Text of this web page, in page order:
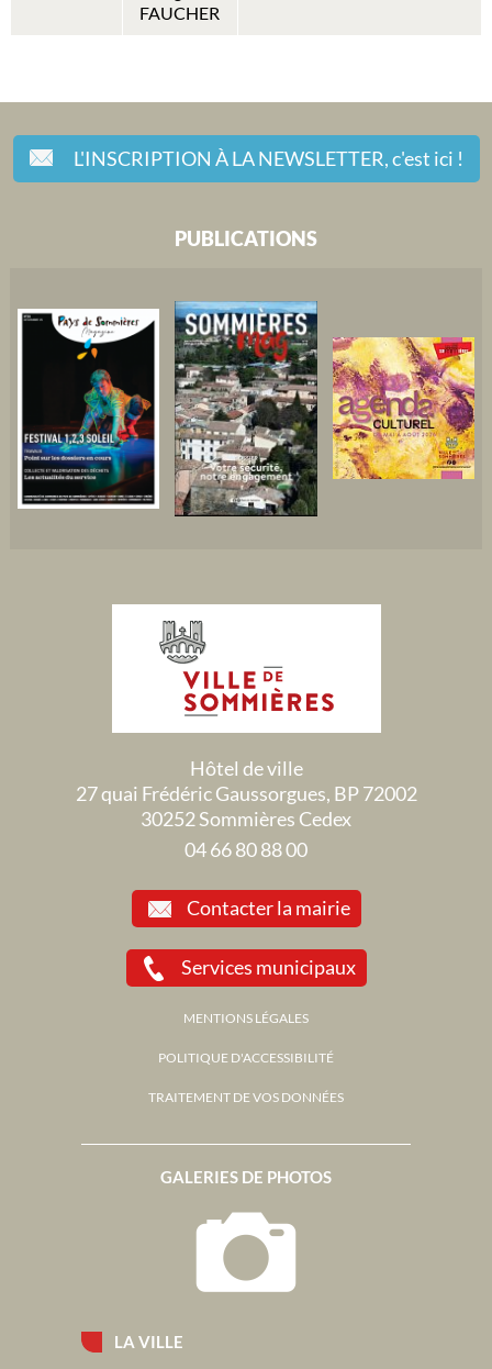
FAUCHER
L'INSCRIPTION À LA NEWSLETTER,c'est ici !
LA VILLE
GALERIES DE PHOTOS
PUBLICATIONS
Hôtel de ville
27 quai Frédéric Gaussorgues, BP 72002
30252 Sommières Cedex
04 66 80 88 00
Contacter la mairie
Services municipaux
MENTIONS LÉGALES
POLITIQUE D'ACCESSIBILITÉ
TRAITEMENT DE VOS DONNÉES